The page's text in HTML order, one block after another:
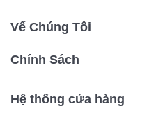
Vể Chúng Tôi
Chính Sách
Hệ thống cửa hàng